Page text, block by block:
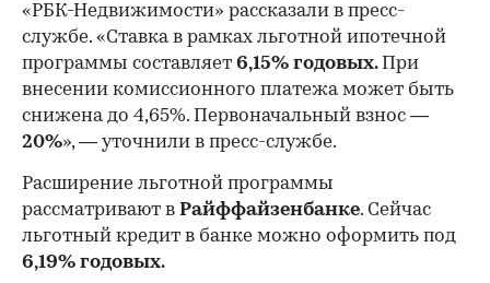
«РБК-Недвижимости» рассказали в пресс-
службе. «Ставка в рамках льготной ипотечной
программы составляет 6,15% годовых. При
внесении комиссионного платежа может быть
снижена до 4,65%. Первоначальный взнос —
20%», — уточнили в пресс-службе.
Расширение льготной программы
рассматривают в Райффайзенбанке. Сейчас
льготный кредит в банке можно оформить под
6,19% годовых.